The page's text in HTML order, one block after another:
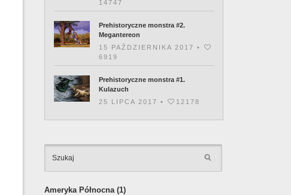
14747
Prehistoryczne monstra #2.
Megantereon
15 PAŹDZIERNIKA 2017 •
6919
Prehistoryczne monstra #1.
Kulazuch
25 LIPCA 2017 •
12178
Ameryka Północna(1)